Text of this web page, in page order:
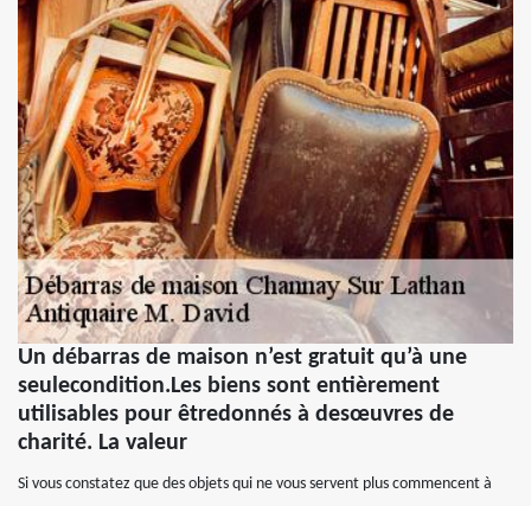
Un débarras de maison n’est gratuit qu’à une
seulecondition.Les biens sont entièrement
utilisables pour êtredonnés à desœuvres de
charité. La valeur
Si vous constatez que des objets qui ne vous servent plus commencent à